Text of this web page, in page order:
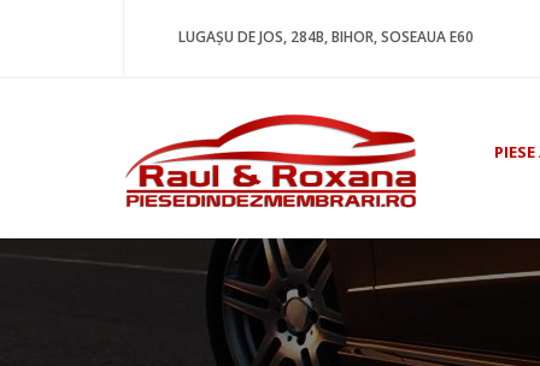
LUGAȘU DE JOS, 284B, BIHOR, SOSEAUA E60